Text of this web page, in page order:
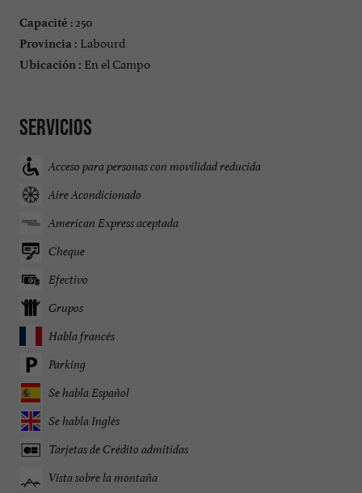
Capacité : 250
Provincia : Labourd
Ubicación : En el Campo
Servicios
Acceso para personas con movilidad reducida
Aire Acondicionado
American Express aceptada
Cheque
Efectivo
Grupos
Habla francés
Parking
Se habla Español
Se habla Inglés
Tarjetas de Crédito admitidas
Vista sobre la montaña